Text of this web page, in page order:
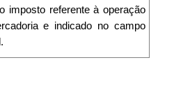
imposto referente à operação
e indicado no campo